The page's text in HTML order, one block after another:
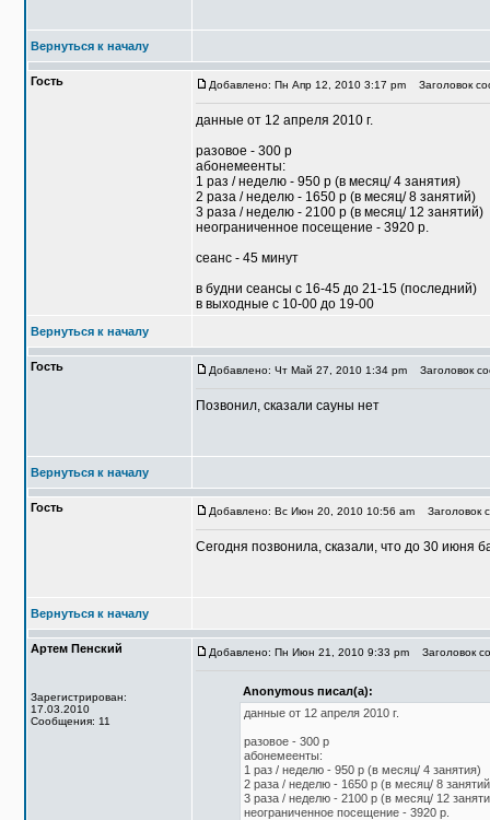
Вернуться к началу
Гость Добавлено: Пн Апр 12, 2010 3:17 pm Заголовок
данные от 12 апреля 2010 г.
разовое - 300 р
абонемеенты:
1 раз / неделю - 950 р (в месяц/ 4 занятия)
2 раза / неделю - 1650 р (в месяц/ 8 занятий)
3 раза / неделю - 2100 р (в месяц/ 12 занятий)
неограниченное посещение - 3920 р.
сеанс - 45 минут
в будни сеансы с 16-45 до 21-15 (последний)
в выходные с 10-00 до 19-00
Вернуться к началу
Гость Добавлено: Чт Май 27, 2010 1:34 pm Заголовок
Позвонил, сказали сауны нет
Вернуться к началу
Гость Добавлено: Вс Июн 20, 2010 10:56 am Заголовок
Сегодня позвонила, сказали, что до 30 июня
Вернуться к началу
Артем Пенский
Зарегистрирован:
17.03.2010
Сообщения: 11
Добавлено: Пн Июн 21, 2010 9:33 pm Заголовок
Anonymous писал(а):
данные от 12 апреля 2010 г.
разовое - 300 р
абонемеенты:
1 раз / неделю - 950 р (в месяц/ 4 занятия)
2 раза / неделю - 1650 р (в месяц/ 8
3 раза / неделю - 2100 р (в месяц/ 12
неограниченное посещение - 3920 р.